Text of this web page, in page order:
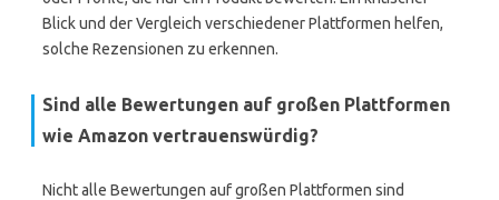
Blick und der Vergleich verschiedener Plattformen helfen,
solche Rezensionen zu erkennen.
Sind alle Bewertungen auf großen Plattformen
wie Amazon vertrauenswürdig?
Nicht alle Bewertungen auf großen Plattformen sind